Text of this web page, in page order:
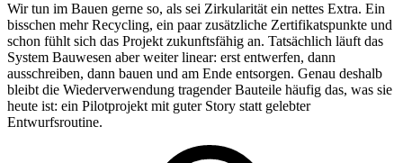
Wir tun im Bauen gerne so, als sei Zirkularität ein nettes Extra. Ein
bisschen mehr Recycling, ein paar zusätzliche Zertifikatspunkte und
schon fühlt sich das Projekt zukunftsfähig an. Tatsächlich läuft das
System Bauwesen aber weiter linear: erst entwerfen, dann
ausschreiben, dann bauen und am Ende entsorgen. Genau deshalb
bleibt die Wiederverwendung tragender Bauteile häufig das, was sie
heute ist: ein Pilotprojekt mit guter Story statt gelebter
Entwurfsroutine.